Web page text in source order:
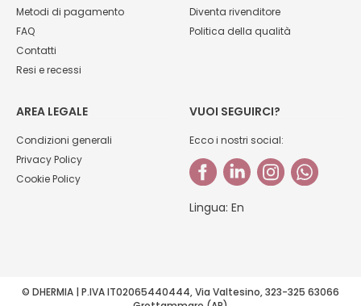
Metodi di pagamento
FAQ
Contatti
Resi e recessi
Diventa rivenditore
Politica della qualità
AREA LEGALE
Condizioni generali
Privacy Policy
Cookie Policy
VUOI SEGUIRCI?
Ecco i nostri social:
Lingua:En
© DHERMIA | P.IVA IT02065440444, Via Valtesino, 323-325 63066